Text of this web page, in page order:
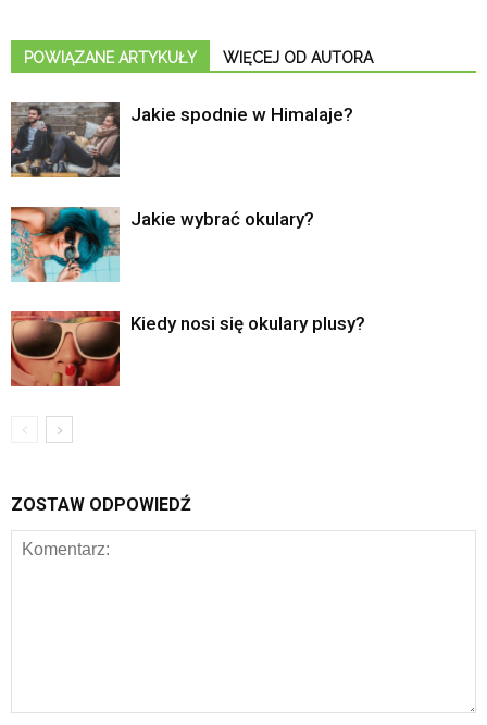
POWIĄZANE ARTYKUŁY WIĘCEJ OD AUTORA
Jakie spodnie w Himalaje?
Jakie wybrać okulary?
Kiedy nosi się okulary plusy?
ZOSTAW ODPOWIEDŹ